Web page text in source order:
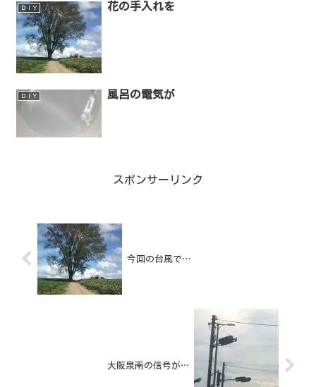
ＤＩＹ 花の手入れを
ＤＩＹ 風呂の電気が
スポンサーリンク
今回の台風で…
大阪泉南の信号が…